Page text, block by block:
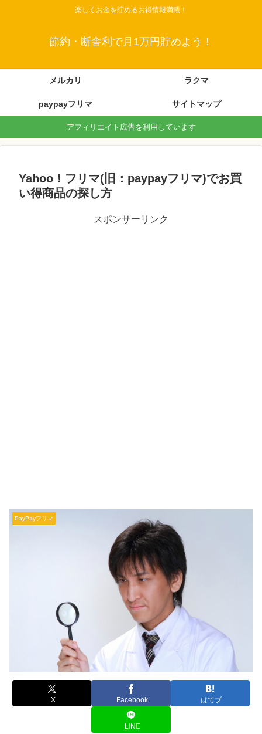
楽しくお金を貯めるお得情報満載！
節約・断舎利で月1万円貯めよう！
メルカリ ラクマ
paypayフリマ サイトマップ
アフィリエイト広告を利用しています
Yahoo！フリマ(旧：paypayフリマ)でお買
い得商品の探し方
スポンサーリンク
PayPayフリマ
X Facebook はてブ
LINE